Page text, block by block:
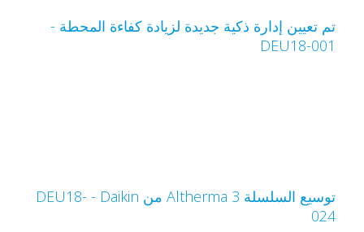
تعيين إدارة ذكية جديدة لزيادة كفاءة المحطة -
DEU18-
توسيع السلسلة Altherma 3 من Daikin‏ - DEU18-